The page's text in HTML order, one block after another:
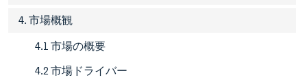
4. 市場概観
4.1 市場の概要
4.2 市場ドライバー